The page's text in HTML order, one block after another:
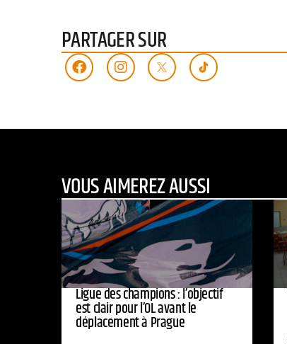
PARTAGER SUR
VOUS AIMEREZ AUSSI
Ligue des champions : l’objectif
est clair pour l’OL avant le
déplacement à Prague